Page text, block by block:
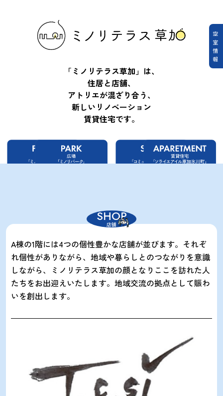
空
室
情
報
「ミノリテラス草加」は、
住居と店舗、
アトリエが混ざり合う、
新しいリノベーション
賃貸住宅です。
SHOP
店舗
A棟の1階には4つの個性豊かな店舗が並びます。それぞ
れ個性がありながら、地域や暮らしとのつながりを意識
しながら、ミノリテラス草加の顔となりここを訪れた人
たちをお出迎えいたします。地域交流の拠点として賑わ
いを創出します。